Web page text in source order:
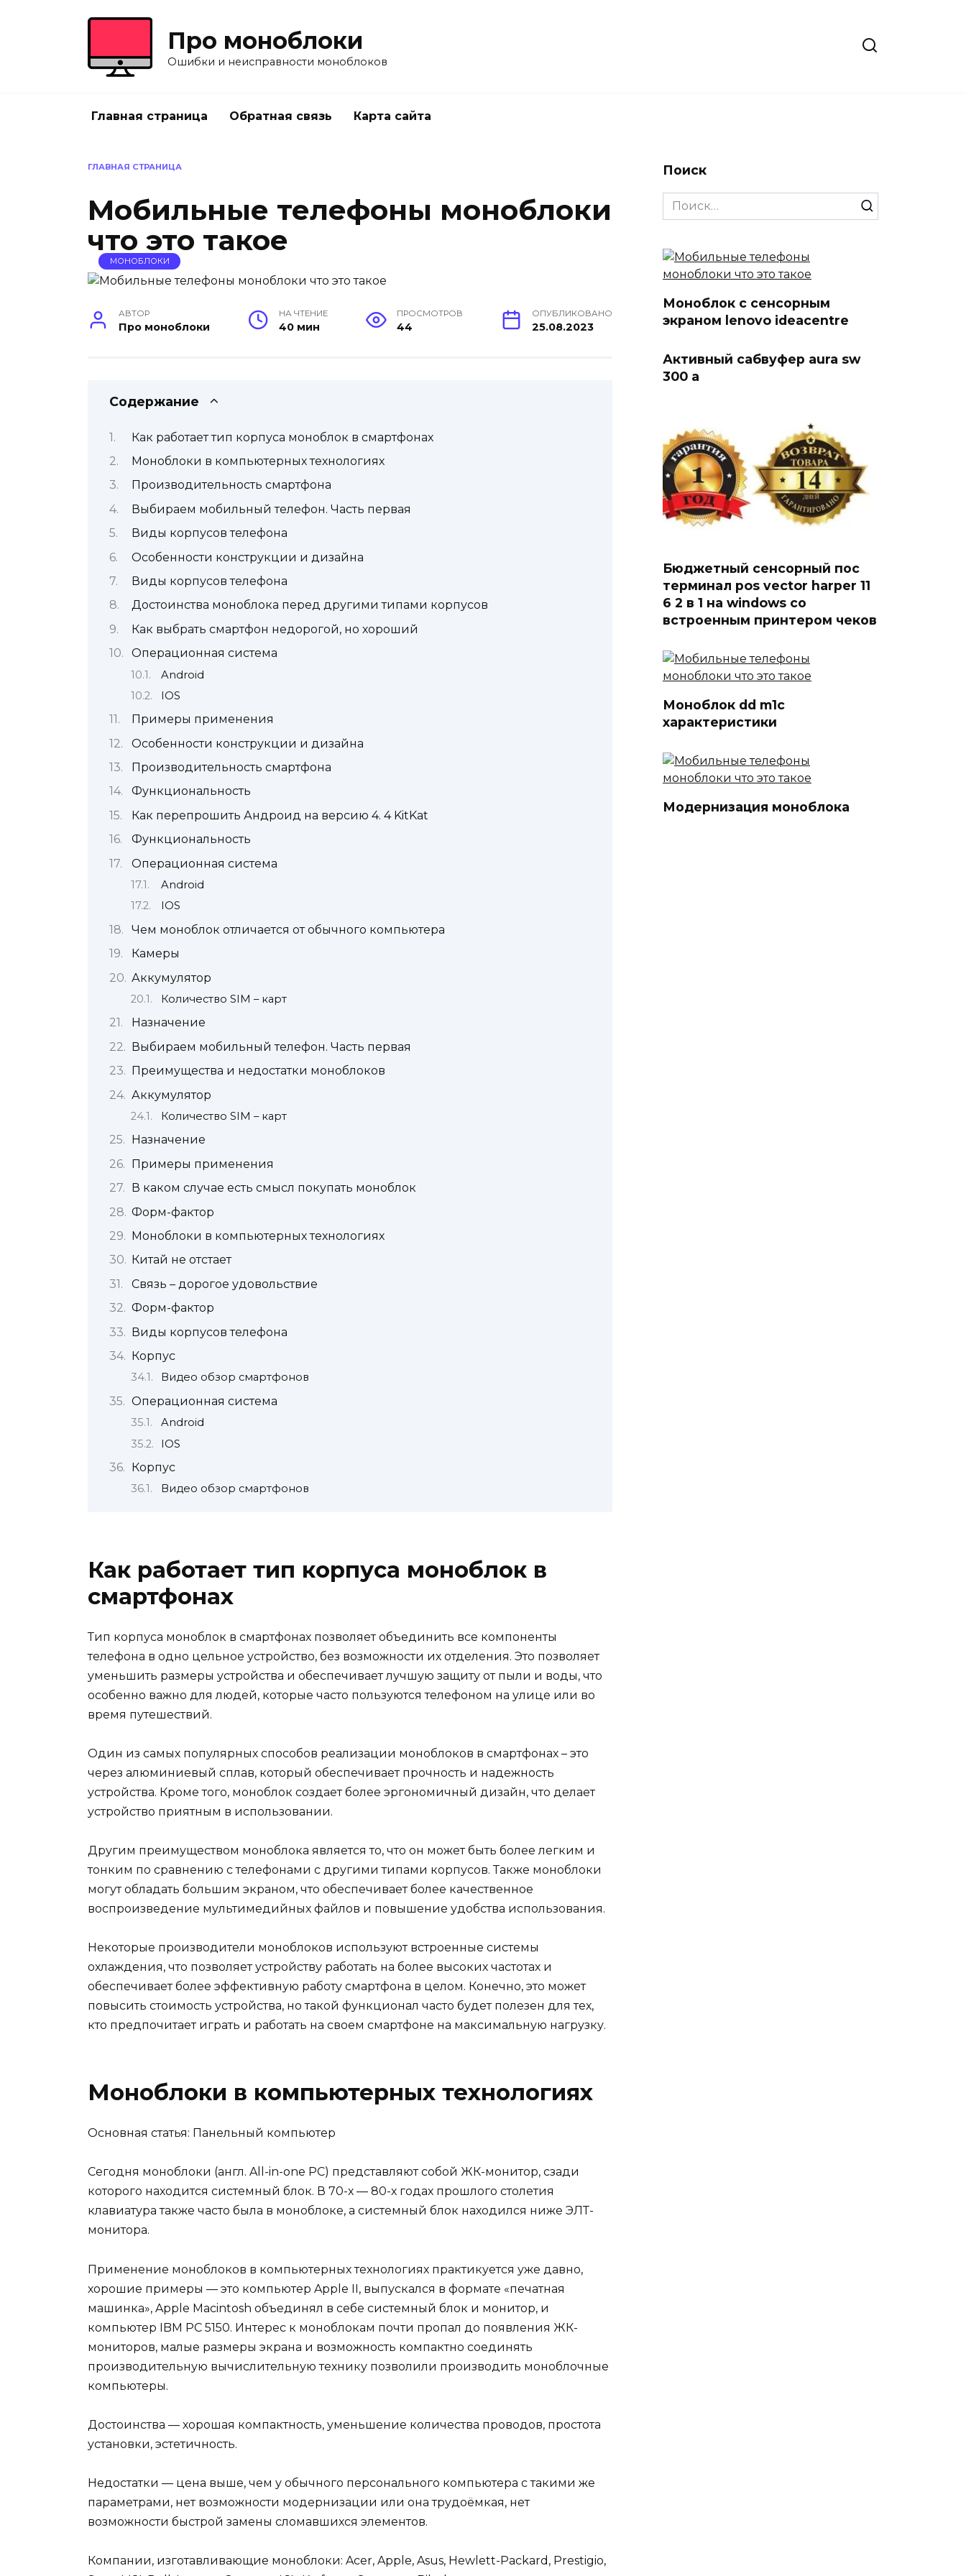
Про моноблоки
Ошибки и неисправности моноблоков
Главная страница Обратная связь Карта сайта
ГЛАВНАЯ СТРАНИЦА
Мобильные телефоны моноблоки
что это такое
МОНОБЛОКИ
АВТОР
Про моноблоки
НА ЧТЕНИЕ
40 мин
ПРОСМОТРОВ
44
ОПУБЛИКОВАНО
25.08.2023
Содержание
Как работает тип корпуса моноблок в смартфонах
Моноблоки в компьютерных технологиях
Производительность смартфона
Выбираем мобильный телефон. Часть первая
Виды корпусов телефона
Особенности конструкции и дизайна
Виды корпусов телефона
Достоинства моноблока перед другими типами корпусов
Как выбрать смартфон недорогой, но хороший
Операционная система
Android
IOS
Примеры применения
Особенности конструкции и дизайна
Производительность смартфона
Функциональность
Как перепрошить Андроид на версию 4. 4 KitKat
Функциональность
Операционная система
Android
IOS
Чем моноблок отличается от обычного компьютера
Камеры
Аккумулятор
Количество SIM – карт
Назначение
Выбираем мобильный телефон. Часть первая
Преимущества и недостатки моноблоков
Аккумулятор
Количество SIM – карт
Назначение
Примеры применения
В каком случае есть смысл покупать моноблок
Форм-фактор
Моноблоки в компьютерных технологиях
Китай не отстает
Связь – дорогое удовольствие
Форм-фактор
Виды корпусов телефона
Корпус
Видео обзор смартфонов
Операционная система
Android
IOS
Корпус
Видео обзор смартфонов
Как работает тип корпуса моноблок в
смартфонах
Тип корпуса моноблок в смартфонах позволяет объединить все компоненты
телефона в одно цельное устройство, без возможности их отделения. Это позволяет
уменьшить размеры устройства и обеспечивает лучшую защиту от пыли и воды, что
особенно важно для людей, которые часто пользуются телефоном на улице или во
время путешествий.
Один из самых популярных способов реализации моноблоков в смартфонах – это
через алюминиевый сплав, который обеспечивает прочность и надежность
устройства. Кроме того, моноблок создает более эргономичный дизайн, что делает
устройство приятным в использовании.
Другим преимуществом моноблока является то, что он может быть более легким и
тонким по сравнению с телефонами с другими типами корпусов. Также моноблоки
могут обладать большим экраном, что обеспечивает более качественное
воспроизведение мультимедийных файлов и повышение удобства использования.
Некоторые производители моноблоков используют встроенные системы
охлаждения, что позволяет устройству работать на более высоких частотах и
обеспечивает более эффективную работу смартфона в целом. Конечно, это может
повысить стоимость устройства, но такой функционал часто будет полезен для тех,
кто предпочитает играть и работать на своем смартфоне на максимальную нагрузку.
Моноблоки в компьютерных технологиях
Основная статья: Панельный компьютер
Сегодня моноблоки (англ. All-in-one PC) представляют собой ЖК-монитор, сзади
которого находится системный блок. В 70-х — 80-х годах прошлого столетия
клавиатура также часто была в моноблоке, а системный блок находился ниже ЭЛТ-
монитора.
Применение моноблоков в компьютерных технологиях практикуется уже давно,
хорошие примеры — это компьютер Apple II, выпускался в формате «печатная
машинка», Apple Macintosh объединял в себе системный блок и монитор, и
компьютер IBM PC 5150. Интерес к моноблокам почти пропал до появления ЖК-
мониторов, малые размеры экрана и возможность компактно соединять
производительную вычислительную технику позволили производить моноблочные
компьютеры.
Достоинства — хорошая компактность, уменьшение количества проводов, простота
установки, эстетичность.
Недостатки — цена выше, чем у обычного персонального компьютера с такими же
параметрами, нет возможности модернизации или она трудоёмкая, нет
возможности быстрой замены сломавшихся элементов.
Компании, изготавливающие моноблоки: Acer, Apple, Asus, Hewlett-Packard, Prestigio,
Поиск
Search
for:
Моноблок с сенсорным
экраном lenovo ideacentre
Активный сабвуфер aura sw
300 a
Бюджетный сенсорный пос
терминал pos vector harper 11
6 2 в 1 на windows со
встроенным принтером чеков
Моноблок dd m1c
характеристики
Модернизация моноблока